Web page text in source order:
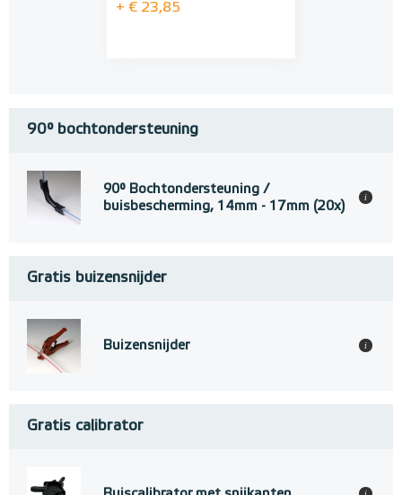
+ € 23,85
90° bochtondersteuning
90° Bochtondersteuning /
buisbescherming, 14mm - 17mm (20x)
i
Gratis buizensnijder
Buizensnijder i
Gratis calibrator